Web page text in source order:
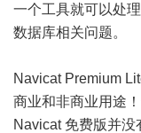
一个工具就可以处
数据库相关问题。
Navicat Premium
商业和非商业用途
Navicat 免费版并